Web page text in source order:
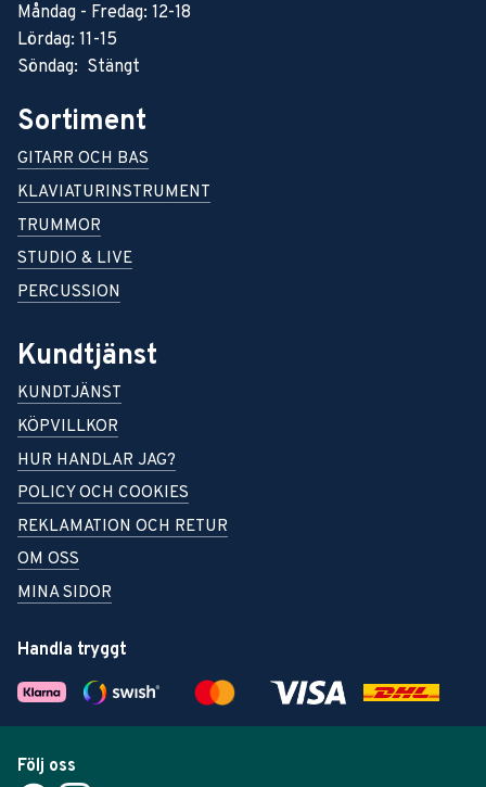
Måndag - Fredag: 12-18
Lördag: 11-15
Söndag: Stängt
Sortiment
GITARR OCH BAS
KLAVIATURINSTRUMENT
TRUMMOR
STUDIO & LIVE
PERCUSSION
Kundtjänst
KUNDTJÄNST
KÖPVILLKOR
HUR HANDLAR JAG?
POLICY OCH COOKIES
REKLAMATION OCH RETUR
OM OSS
MINA SIDOR
Handla tryggt
Följ oss